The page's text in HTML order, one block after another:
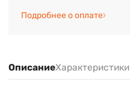
Подробнее о оплате
ОписаниеХарактеристики